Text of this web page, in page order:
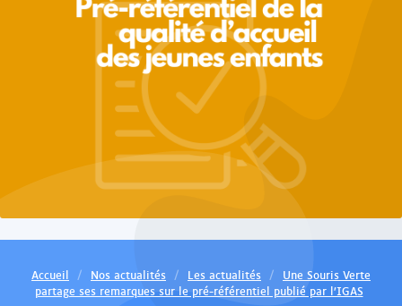
Accueil Nos actualités Les actualités
Une Souris Verte
partage ses remarques sur le pré-référentiel publié par l’IGAS